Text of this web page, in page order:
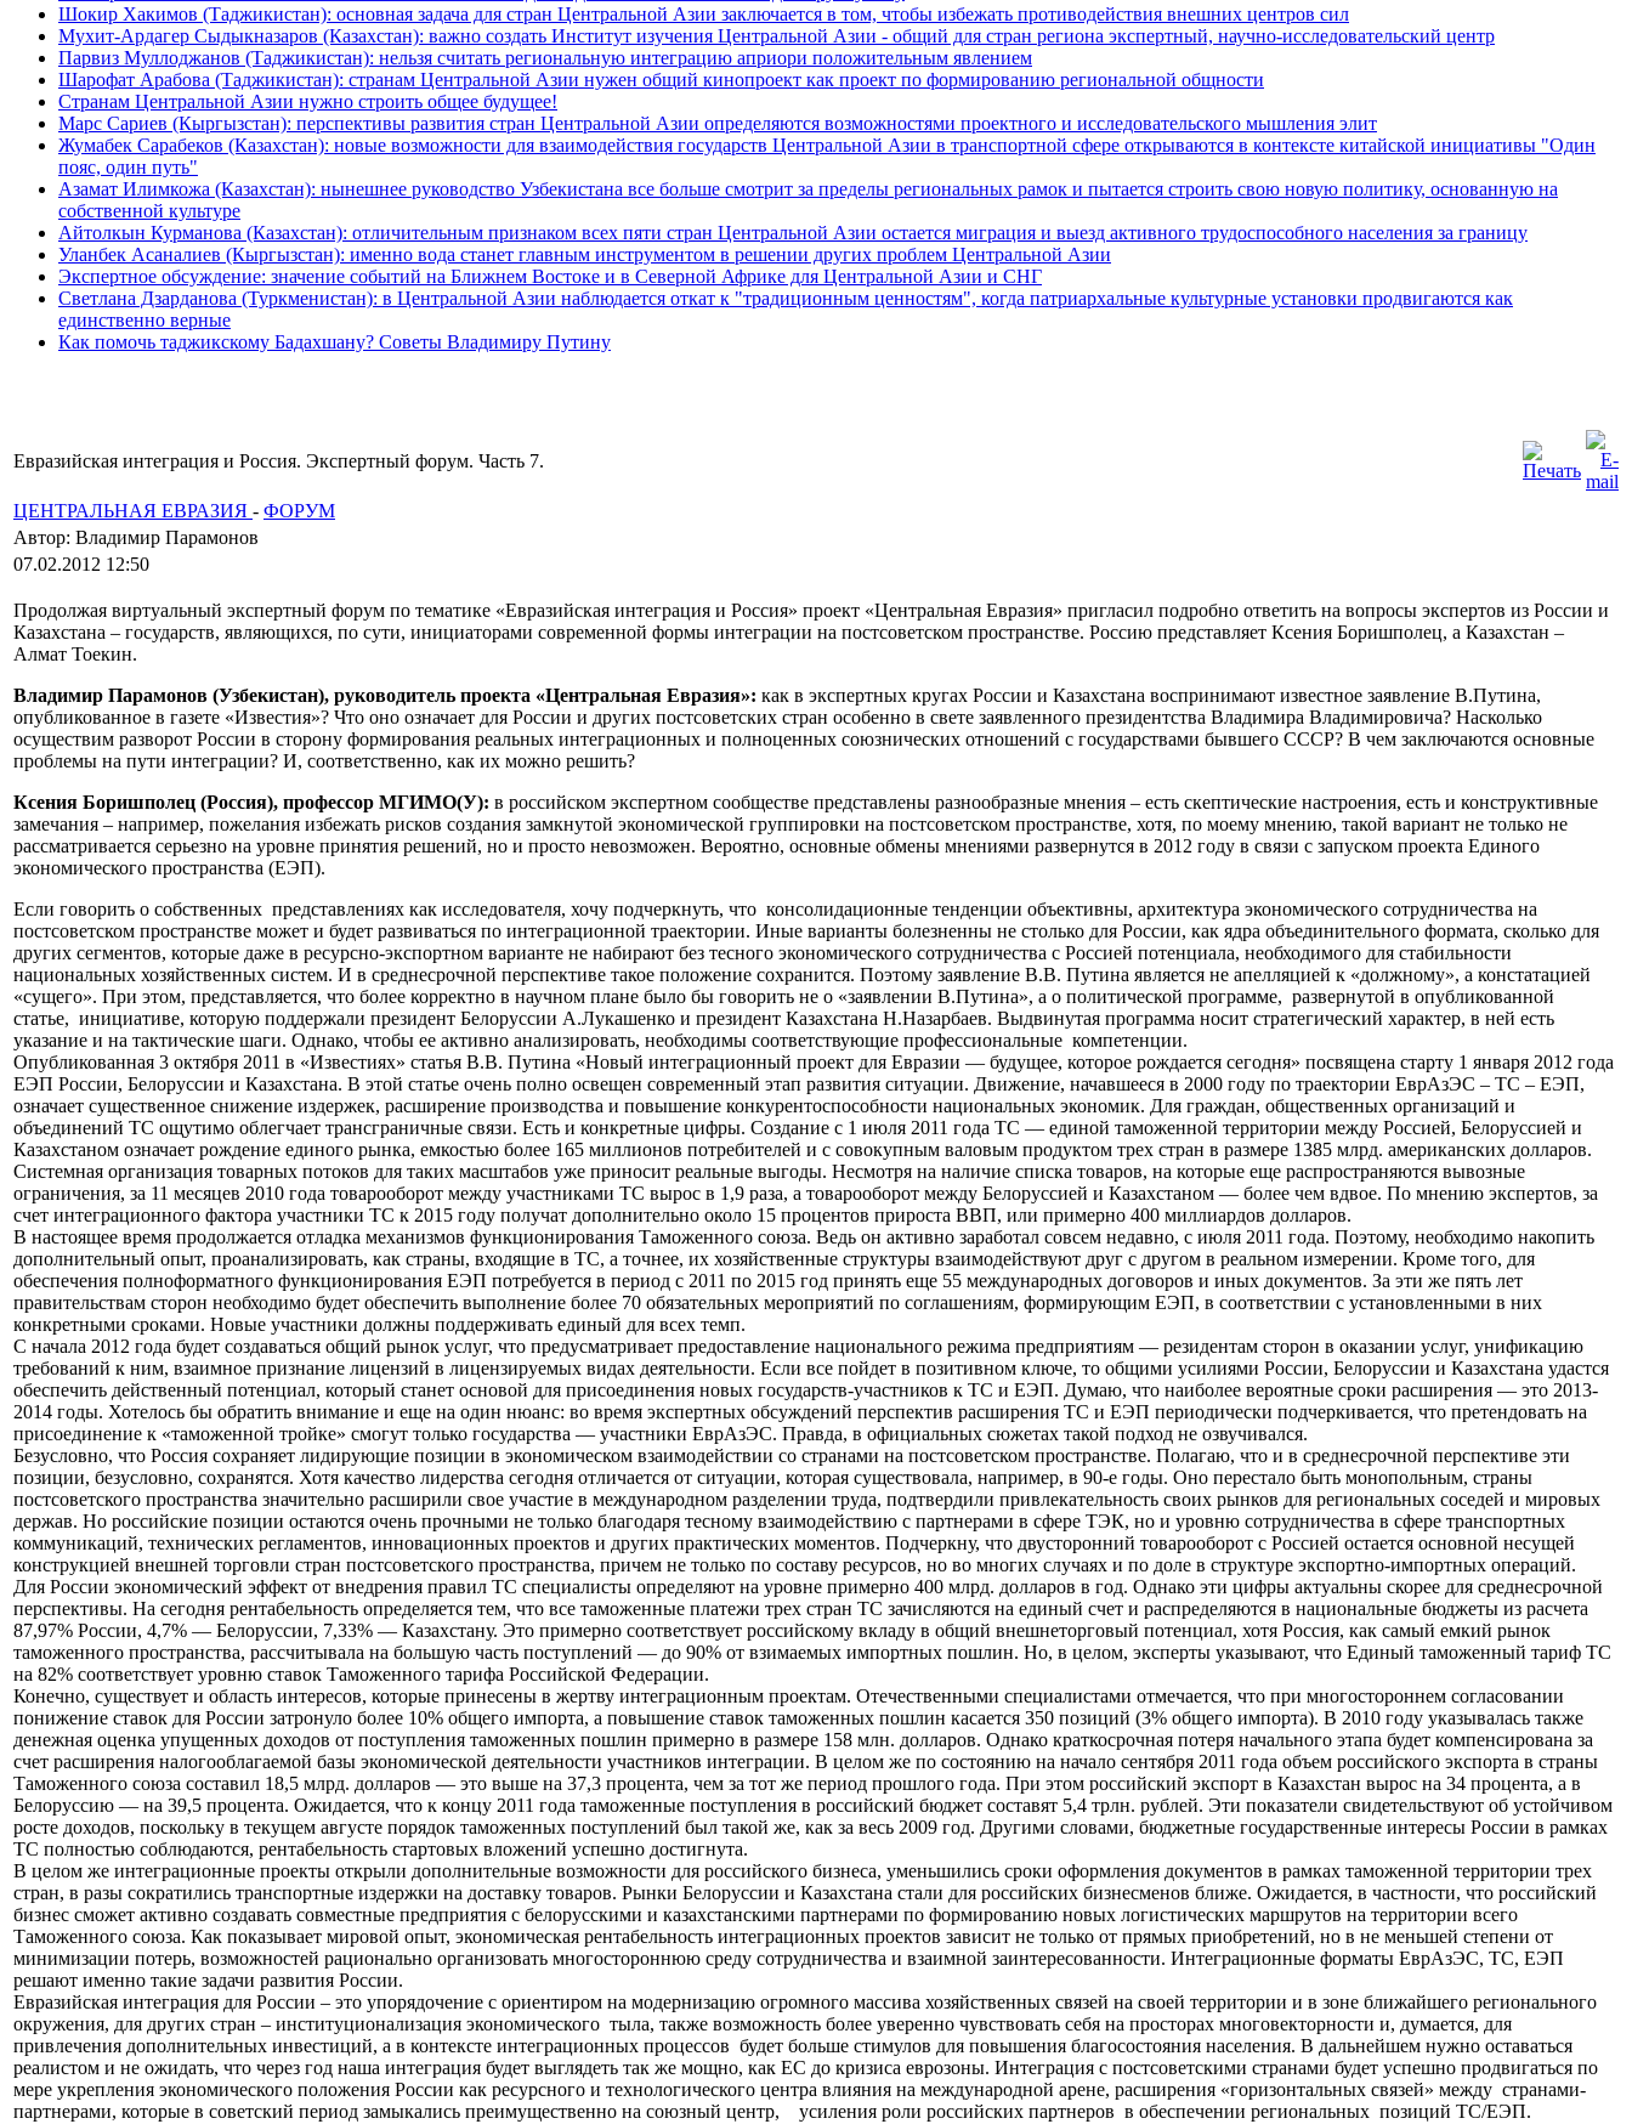
Шокир Хакимов (Таджикистан): основная задача для стран Центральной Азии заключается в том, чтобы избежать противодействия внешних центров сил
Мухит-Ардагер Сыдыкназаров (Казахстан): важно создать Институт изучения Центральной Азии - общий для стран региона экспертный, научно-исследовательский центр
Парвиз Муллоджанов (Таджикистан): нельзя считать региональную интеграцию априори положительным явлением
Шарофат Арабова (Таджикистан): странам Центральной Азии нужен общий кинопроект как проект по формированию региональной общности
Странам Центральной Азии нужно строить общее будущее!
Марс Сариев (Кыргызстан): перспективы развития стран Центральной Азии определяются возможностями проектного и исследовательского мышления элит
Жумабек Сарабеков (Казахстан): новые возможности для взаимодействия государств Центральной Азии в транспортной сфере открываются в контексте китайской инициативы "Один
пояс, один путь"
Азамат Илимкожа (Казахстан): нынешнее руководство Узбекистана все больше смотрит за пределы региональных рамок и пытается строить свою новую политику, основанную на
собственной культуре
Айтолкын Курманова (Казахстан): отличительным признаком всех пяти стран Центральной Азии остается миграция и выезд активного трудоспособного населения за границу
Уланбек Асаналиев (Кыргызстан): именно вода станет главным инструментом в решении других проблем Центральной Азии
Экспертное обсуждение: значение событий на Ближнем Востоке и в Северной Африке для Центральной Азии и СНГ
Светлана Дзарданова (Туркменистан): в Центральной Азии наблюдается откат к "традиционным ценностям", когда патриархальные культурные установки продвигаются как
единственно верные
Как помочь таджикскому Бадахшану? Советы Владимиру Путину
Евразийская интеграция и Россия. Экспертный форум. Часть 7.
ЦЕНТРАЛЬНАЯ ЕВРАЗИЯ - ФОРУМ
Автор: Владимир Парамонов
07.02.2012 12:50
Продолжая виртуальный экспертный форум по тематике «Евразийская интеграция и Россия» проект «Центральная Евразия» пригласил подробно ответить на вопросы экспертов из России и
Казахстана – государств, являющихся, по сути, инициаторами современной формы интеграции на постсоветском пространстве. Россию представляет Ксения Боришполец, а Казахстан –
Алмат Тоекин.
Владимир Парамонов (Узбекистан), руководитель проекта «Центральная Евразия»: как в экспертных кругах России и Казахстана воспринимают известное заявление В.Путина,
опубликованное в газете «Известия»? Что оно означает для России и других постсоветских стран особенно в свете заявленного президентства Владимира Владимировича? Насколько
осуществим разворот России в сторону формирования реальных интеграционных и полноценных союзнических отношений с государствами бывшего СССР? В чем заключаются основные
проблемы на пути интеграции? И, соответственно, как их можно решить?
Ксения Боришполец (Россия), профессор МГИМО(У): в российском экспертном сообществе представлены разнообразные мнения – есть скептические настроения, есть и конструктивные
замечания – например, пожелания избежать рисков создания замкнутой экономической группировки на постсоветском пространстве, хотя, по моему мнению, такой вариант не только не
рассматривается серьезно на уровне принятия решений, но и просто невозможен. Вероятно, основные обмены мнениями развернутся в 2012 году в связи с запуском проекта Единого
экономического пространства (ЕЭП).
Если говорить о собственных представлениях как исследователя, хочу подчеркнуть, что консолидационные тенденции объективны, архитектура экономического сотрудничества на
постсоветском пространстве может и будет развиваться по интеграционной траектории. Иные варианты болезненны не столько для России, как ядра объединительного формата, сколько для
других сегментов, которые даже в ресурсно-экспортном варианте не набирают без тесного экономического сотрудничества с Россией потенциала, необходимого для стабильности
национальных хозяйственных систем. И в среднесрочной перспективе такое положение сохранится. Поэтому заявление В.В. Путина является не апелляцией к «должному», а констатацией
«сущего». При этом, представляется, что более корректно в научном плане было бы говорить не о «заявлении В.Путина», а о политической программе, развернутой в опубликованной
статье, инициативе, которую поддержали президент Белоруссии А.Лукашенко и президент Казахстана Н.Назарбаев. Выдвинутая программа носит стратегический характер, в ней есть
указание и на тактические шаги. Однако, чтобы ее активно анализировать, необходимы соответствующие профессиональные компетенции.
Опубликованная 3 октября 2011 в «Известиях» статья В.В. Путина «Новый интеграционный проект для Евразии — будущее, которое рождается сегодня» посвящена старту 1 января 2012 года
ЕЭП России, Белоруссии и Казахстана. В этой статье очень полно освещен современный этап развития ситуации. Движение, начавшееся в 2000 году по траектории ЕврАзЭС – ТС – ЕЭП,
означает существенное снижение издержек, расширение производства и повышение конкурентоспособности национальных экономик. Для граждан, общественных организаций и
объединений ТС ощутимо облегчает трансграничные связи. Есть и конкретные цифры. Создание с 1 июля 2011 года ТС — единой таможенной территории между Россией, Белоруссией и
Казахстаном означает рождение единого рынка, емкостью более 165 миллионов потребителей и с совокупным валовым продуктом трех стран в размере 1385 млрд. американских долларов.
Системная организация товарных потоков для таких масштабов уже приносит реальные выгоды. Несмотря на наличие списка товаров, на которые еще распространяются вывозные
ограничения, за 11 месяцев 2010 года товарооборот между участниками ТС вырос в 1,9 раза, а товарооборот между Белоруссией и Казахстаном — более чем вдвое. По мнению экспертов, за
счет интеграционного фактора участники ТС к 2015 году получат дополнительно около 15 процентов прироста ВВП, или примерно 400 миллиардов долларов.
В настоящее время продолжается отладка механизмов функционирования Таможенного союза. Ведь он активно заработал совсем недавно, с июля 2011 года. Поэтому, необходимо накопить
дополнительный опыт, проанализировать, как страны, входящие в ТС, а точнее, их хозяйственные структуры взаимодействуют друг с другом в реальном измерении. Кроме того, для
обеспечения полноформатного функционирования ЕЭП потребуется в период с 2011 по 2015 год принять еще 55 международных договоров и иных документов. За эти же пять лет
правительствам сторон необходимо будет обеспечить выполнение более 70 обязательных мероприятий по соглашениям, формирующим ЕЭП, в соответствии с установленными в них
конкретными сроками. Новые участники должны поддерживать единый для всех темп.
С начала 2012 года будет создаваться общий рынок услуг, что предусматривает предоставление национального режима предприятиям — резидентам сторон в оказании услуг, унификацию
требований к ним, взаимное признание лицензий в лицензируемых видах деятельности. Если все пойдет в позитивном ключе, то общими усилиями России, Белоруссии и Казахстана удастся
обеспечить действенный потенциал, который станет основой для присоединения новых государств-участников к ТС и ЕЭП. Думаю, что наиболее вероятные сроки расширения — это 2013-
2014 годы. Хотелось бы обратить внимание и еще на один нюанс: во время экспертных обсуждений перспектив расширения ТС и ЕЭП периодически подчеркивается, что претендовать на
присоединение к «таможенной тройке» смогут только государства — участники ЕврАзЭС. Правда, в официальных сюжетах такой подход не озвучивался.
Безусловно, что Россия сохраняет лидирующие позиции в экономическом взаимодействии со странами на постсоветском пространстве. Полагаю, что и в среднесрочной перспективе эти
позиции, безусловно, сохранятся. Хотя качество лидерства сегодня отличается от ситуации, которая существовала, например, в 90-е годы. Оно перестало быть монопольным, страны
постсоветского пространства значительно расширили свое участие в международном разделении труда, подтвердили привлекательность своих рынков для региональных соседей и мировых
держав. Но российские позиции остаются очень прочными не только благодаря тесному взаимодействию с партнерами в сфере ТЭК, но и уровню сотрудничества в сфере транспортных
коммуникаций, технических регламентов, инновационных проектов и других практических моментов. Подчеркну, что двусторонний товарооборот с Россией остается основной несущей
конструкцией внешней торговли стран постсоветского пространства, причем не только по составу ресурсов, но во многих случаях и по доле в структуре экспортно-импортных операций.
Для России экономический эффект от внедрения правил ТС специалисты определяют на уровне примерно 400 млрд. долларов в год. Однако эти цифры актуальны скорее для среднесрочной
перспективы. На сегодня рентабельность определяется тем, что все таможенные платежи трех стран ТС зачисляются на единый счет и распределяются в национальные бюджеты из расчета
87,97% России, 4,7% — Белоруссии, 7,33% — Казахстану. Это примерно соответствует российскому вкладу в общий внешнеторговый потенциал, хотя Россия, как самый емкий рынок
таможенного пространства, рассчитывала на большую часть поступлений — до 90% от взимаемых импортных пошлин. Но, в целом, эксперты указывают, что Единый таможенный тариф ТС
на 82% соответствует уровню ставок Таможенного тарифа Российской Федерации.
Конечно, существует и область интересов, которые принесены в жертву интеграционным проектам. Отечественными специалистами отмечается, что при многостороннем согласовании
понижение ставок для России затронуло более 10% общего импорта, а повышение ставок таможенных пошлин касается 350 позиций (3% общего импорта). В 2010 году указывалась также
денежная оценка упущенных доходов от поступления таможенных пошлин примерно в размере 158 млн. долларов. Однако краткосрочная потеря начального этапа будет компенсирована за
счет расширения налогооблагаемой базы экономической деятельности участников интеграции. В целом же по состоянию на начало сентября 2011 года объем российского экспорта в страны
Таможенного союза составил 18,5 млрд. долларов — это выше на 37,3 процента, чем за тот же период прошлого года. При этом российский экспорт в Казахстан вырос на 34 процента, а в
Белоруссию — на 39,5 процента. Ожидается, что к концу 2011 года таможенные поступления в российский бюджет составят 5,4 трлн. рублей. Эти показатели свидетельствуют об устойчивом
росте доходов, поскольку в текущем августе порядок таможенных поступлений был такой же, как за весь 2009 год. Другими словами, бюджетные государственные интересы России в рамках
ТС полностью соблюдаются, рентабельность стартовых вложений успешно достигнута.
В целом же интеграционные проекты открыли дополнительные возможности для российского бизнеса, уменьшились сроки оформления документов в рамках таможенной территории трех
стран, в разы сократились транспортные издержки на доставку товаров. Рынки Белоруссии и Казахстана стали для российских бизнесменов ближе. Ожидается, в частности, что российский
бизнес сможет активно создавать совместные предприятия с белорусскими и казахстанскими партнерами по формированию новых логистических маршрутов на территории всего
Таможенного союза. Как показывает мировой опыт, экономическая рентабельность интеграционных проектов зависит не только от прямых приобретений, но в не меньшей степени от
минимизации потерь, возможностей рационально организовать многостороннюю среду сотрудничества и взаимной заинтересованности. Интеграционные форматы ЕврАзЭС, ТС, ЕЭП
решают именно такие задачи развития России.
Евразийская интеграция для России – это упорядочение с ориентиром на модернизацию огромного массива хозяйственных связей на своей территории и в зоне ближайшего регионального
окружения, для других стран – институционализация экономического тыла, также возможность более уверенно чувствовать себя на просторах многовекторности и, думается, для
привлечения дополнительных инвестиций, а в контексте интеграционных процессов будет больше стимулов для повышения благосостояния населения. В дальнейшем нужно оставаться
реалистом и не ожидать, что через год наша интеграция будет выглядеть так же мощно, как ЕС до кризиса еврозоны. Интеграция с постсоветскими странами будет успешно продвигаться по
мере укрепления экономического положения России как ресурсного и технологического центра влияния на международной арене, расширения «горизонтальных связей» между странами-
партнерами, которые в советский период замыкались преимущественно на союзный центр, усиления роли российских партнеров в обеспечении региональных позиций ТС/ЕЭП.